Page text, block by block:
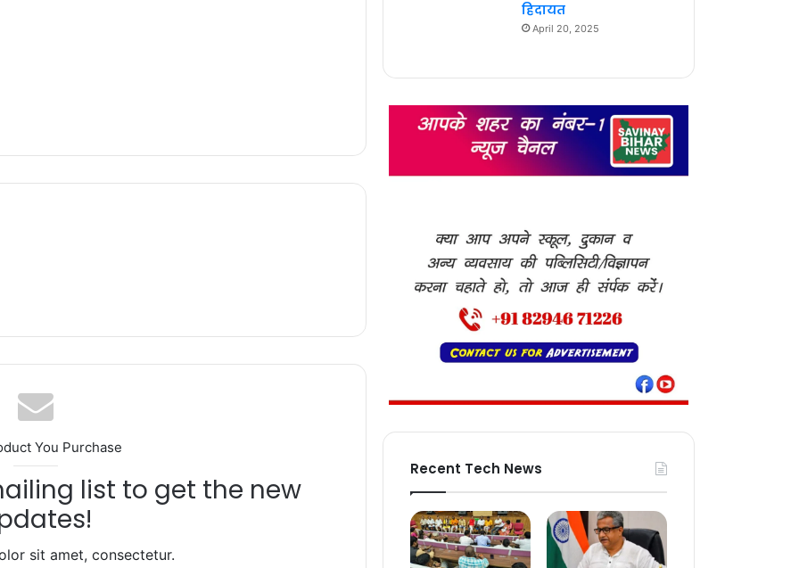
You Purchase
list to get the new
sit amet, consectetur.
हिदायत
April 20, 2025
Recent Tech News